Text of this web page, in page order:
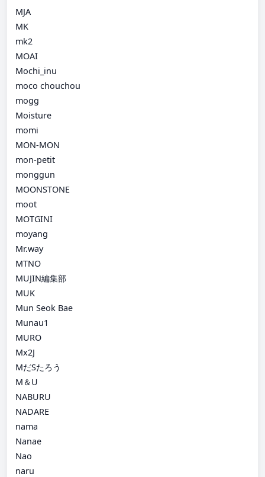
MJA
MK
mk2
MOAI
Mochi_inu
moco chouchou
mogg
Moisture
momi
MON-MON
mon-petit
monggun
MOONSTONE
moot
MOTGINI
moyang
Mr.way
MTNO
MUJIN編集部
MUK
Mun Seok Bae
Munau1
MURO
Mx2J
MだSたろう
M＆U
NABURU
NADARE
nama
Nanae
Nao
naru